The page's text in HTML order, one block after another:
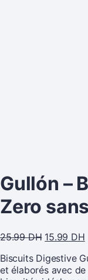
Gullón –
Zero
25.99DH 15.99 DH
Biscuits Digestive
et élaborés avec de